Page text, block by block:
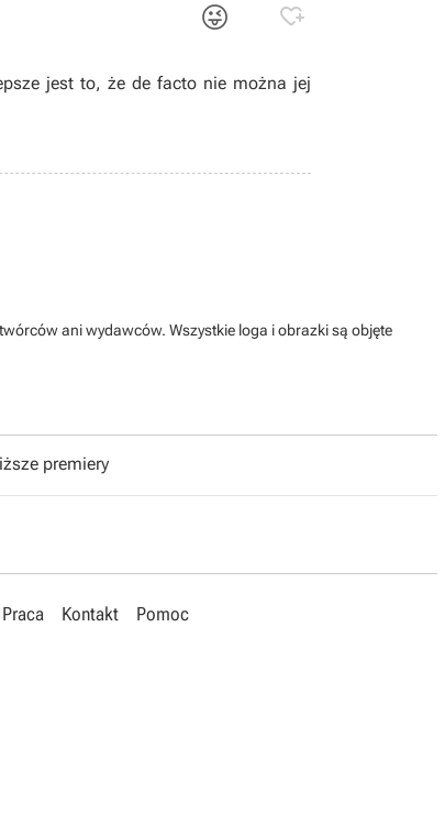
😜 
jest to, że de facto nie można jej
ani wydawców. Wszystkie loga i obrazki są objęte
premiery
Praca Kontakt Pomoc